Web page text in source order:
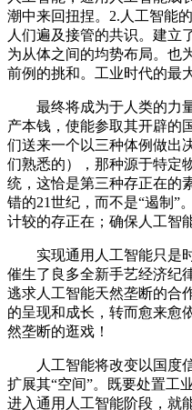
潮中来回扭捏。2.人工智能
人们遍及接管的共识。建立
为从体之间的均势布局。也
前例的挑和。工业时代的最
最终将成为于人类的力量
产本钱，使能参取其开辟的
们送来一个以三种体例做出
们熟悉的），那种源于特定
统，这恰是第三种存正在的
错的21世纪，而不是“遏制”
计较的存正在；确保人工智
实现通用人工智能只是时
催生了良多全新手艺经济纪
逃求人工智能天然垄断的合
的呈现和成长，转而愈来愈
然垄断的逛戏！
人工智能将改变以国度信
扩展其“空间”。既要处置工
进入通用人工智能阶段，就